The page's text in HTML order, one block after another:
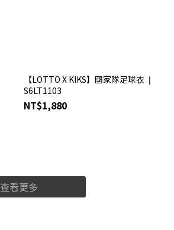
【LOTTO X KIKS】國家隊足球衣 ❘
S6LT1103
NT$1,880
查看更多